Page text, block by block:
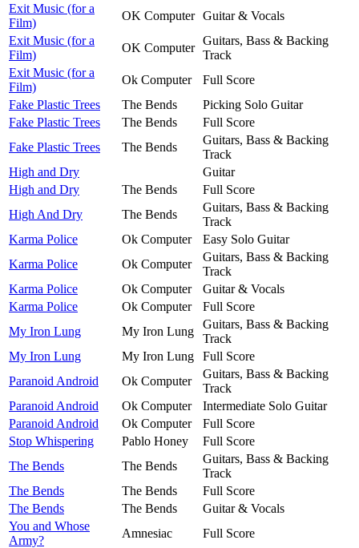
Exit Music (for a
Film)
OK Computer Guitar & Vocals
Exit Music (for a
Film)
OK Computer
Guitars, Bass & Backing
Track
Exit Music (for a
Film)
Ok Computer
Full Score
Fake Plastic Trees
The Bends
Picking Solo Guitar
Fake Plastic Trees
The Bends
Full Score
Fake Plastic Trees
The Bends
Guitars, Bass & Backing
Track
High and Dry
Guitar
High and Dry
The Bends
Full Score
High And Dry
The Bends
Guitars, Bass & Backing
Track
Karma Police
Ok Computer
Easy Solo Guitar
Karma Police
Ok Computer
Guitars, Bass & Backing
Track
Karma Police
Ok Computer
Guitar & Vocals
Karma Police
Ok Computer
Full Score
My Iron Lung
My Iron Lung
Guitars, Bass & Backing
Track
My Iron Lung
My Iron Lung
Full Score
Paranoid Android
Ok Computer
Guitars, Bass & Backing
Track
Paranoid Android
Ok Computer
Intermediate Solo Guitar
Paranoid Android
Ok Computer
Full Score
Stop Whispering
Pablo Honey
Full Score
The Bends
The Bends
Guitars, Bass & Backing
Track
The Bends
The Bends
Full Score
The Bends
The Bends
Guitar & Vocals
You and Whose
Army?
Amnesiac Full Score